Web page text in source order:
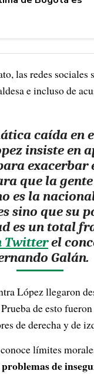
las redes sociales
e incluso de
caída en
insiste en
exacerbar
que la
es la
sino que su
es un total
Twitterel
Galán.
López llegaron
de esto
de derecha y de
límites
de